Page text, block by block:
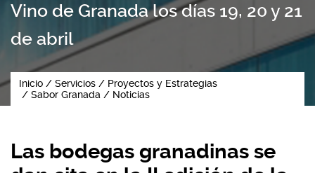
Vino de Granada los días 19, 20 y 21
de abril
Inicio Servicios
Proyectos y Estrategias
Sabor Granada
Noticias
Las bodegas granadinas se